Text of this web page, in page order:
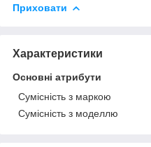
Приховати
Характеристики
Основні атрибути
Сумісність з маркою
Сумісність з моделлю